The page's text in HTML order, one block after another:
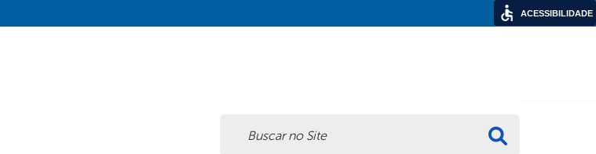
ACESSIBILIDADE